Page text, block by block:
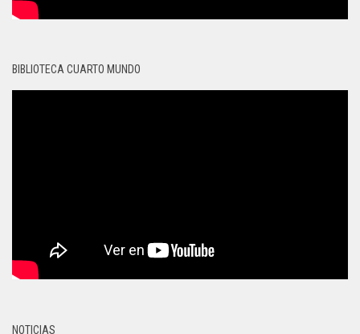
BIBLIOTECA CUARTO MUNDO
NOTICIAS